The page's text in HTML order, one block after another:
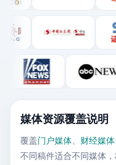
媒体资源覆盖说明
覆盖门户媒体 财经媒体
不同稿件适合不同媒体